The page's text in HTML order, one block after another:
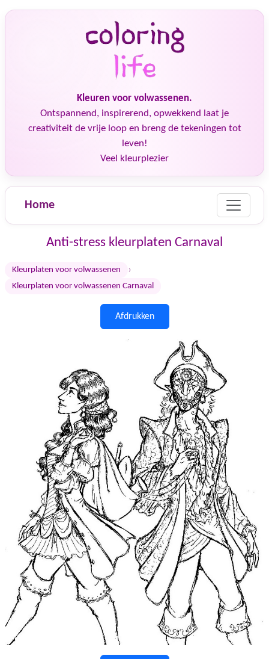
Kleuren voor volwassenen.
Ontspannend, inspirerend, opwekkend laat je
creativiteit de vrije loop en breng de tekeningen tot
leven!
Veel kleurplezier
Home
Anti-stress kleurplaten Carnaval
Kleurplaten voor volwassenen ›
Kleurplaten voor volwassenen Carnaval
Afdrukken